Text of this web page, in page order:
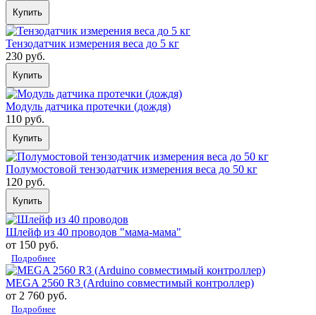
Купить
Тензодатчик измерения веса до 5 кг
230 руб.
Купить
Модуль датчика протечки (дождя)
110 руб.
Купить
Полумостовой тензодатчик измерения веса до 50 кг
120 руб.
Купить
Шлейф из 40 проводов "мама-мама"
от 150 руб.
Подробнее
MEGA 2560 R3 (Arduino совместимый контроллер)
от 2 760 руб.
Подробнее